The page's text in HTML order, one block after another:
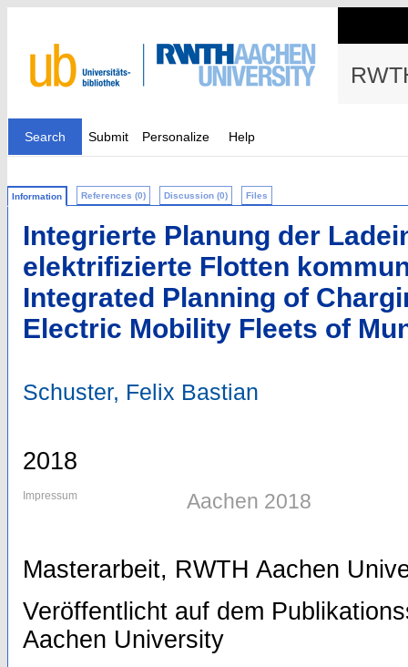
Search Submit Personalize Help
Information References (0) Discussion (0) Files
Integrierte Planung der
elektrifizierte Flotten
Integrated Planning of
Electric Mobility Fleets of
Schuster, Felix Bastian
2018
Impressum Aachen 2018
Masterarbeit, RWTH Aachen
Veröffentlicht auf dem
Aachen University